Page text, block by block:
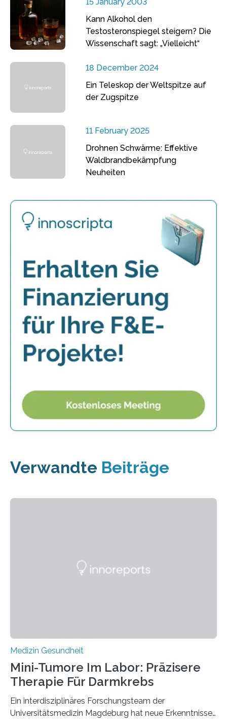
15 January 2003
Kann Alkohol den
Testosteronspiegel steigern? Die
Wissenschaft sagt: „Vielleicht“
18 December 2024
Ein Teleskop der Weltspitze auf
der Zugspitze
11 February 2025
Drohnen Schwärme: Effektive
Waldbrandbekämpfung
Neuheiten
Verwandte Beiträge
Medizin Gesundheit
Mini-Tumore Im Labor: Präzisere
Therapie Für Darmkrebs
Ein interdisziplinäres Forschungsteam der
Universitätsmedizin Magdeburg hat neue Erkenntnisse